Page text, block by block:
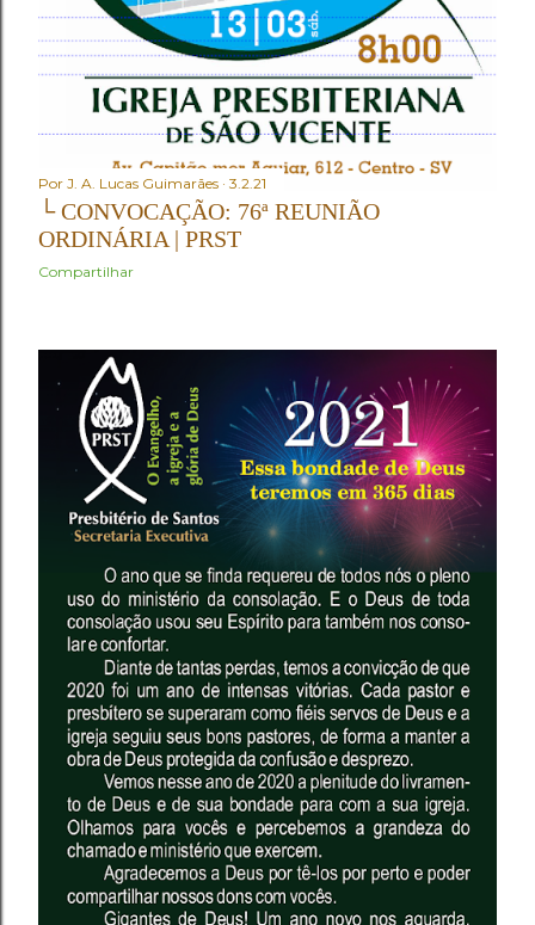
Por J. A. Lucas Guimarães 3.2.21
└ CONVOCAÇÃO: 76ª REUNIÃO
ORDINÁRIA | PRST
Compartilhar